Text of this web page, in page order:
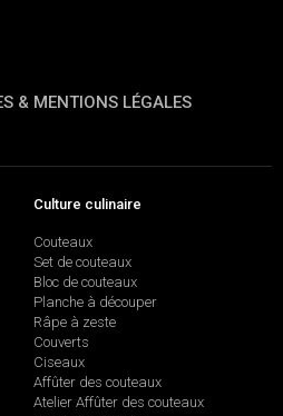
& MENTIONS LÉGALES
Culture culinaire
Couteaux
Set de couteaux
Bloc de couteaux
Planche à découper
Râpe à zeste
Couverts
Ciseaux
Affûter des couteaux
Atelier Affûter des couteaux